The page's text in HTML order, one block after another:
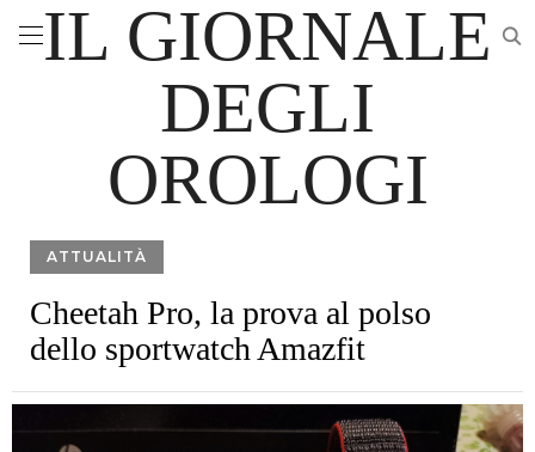
IL GIORNALE
DEGLI
OROLOGI
ATTUALITÀ
Cheetah Pro, la prova al polso
dello sportwatch Amazfit